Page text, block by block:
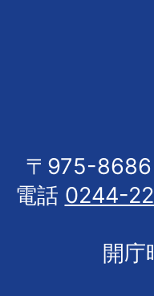
〒975-8686
電話 0244-
開庁